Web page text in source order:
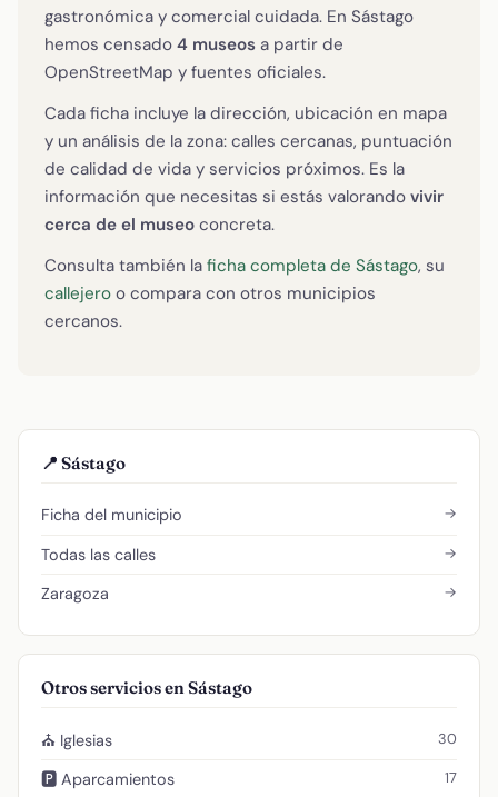
gastronómica y comercial cuidada. En Sástago
hemos censado 4 museos a partir de
OpenStreetMap y fuentes oficiales.
Cada ficha incluye la dirección, ubicación en mapa
y un análisis de la zona: calles cercanas, puntuación
de calidad de vida y servicios próximos. Es la
información que necesitas si estás valorando vivir
cerca de el museo concreta.
Consulta también la ficha completa de Sástago, su
callejero o compara con otros municipios
cercanos.
📍 Sástago
Ficha del municipio →
Todas las calles →
Zaragoza →
Otros servicios en Sástago
⛪ Iglesias 30
🅿️ Aparcamientos 17